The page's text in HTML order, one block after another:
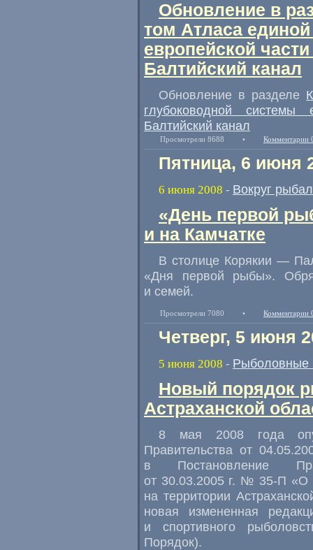
Обновление в
том Атласа
европейской
Балтийский канал
Обновление в разделе
глубоководной
Балтийский канал
Просмотрели 8688 • Комментарии
Пятница, 6 июня
6 июня 2008 - Вокруг
«День первой
и на Камчатке
В столице Корякии —
«Дня первой рыбы».
и семей.
Просмотрели 7080 • Комментарии
Четверг, 5 июня
5 июня 2008 - Рыболовные
Новый порядок
Астраханской
8 мая 2008 года
Правительства от
в Постановление
от 30.03.2005 г. № 35-П «О
на территории
новая измененная
и спортивного
Порядок).